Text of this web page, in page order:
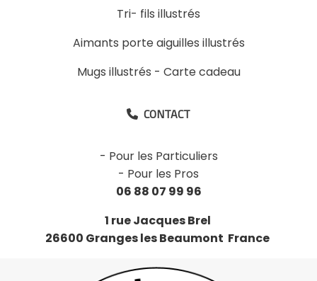
Tri- fils illustrés
Aimants porte aiguilles illustrés
Mugs illustrés - Carte cadeau
 CONTACT
- Pour les Particuliers
- Pour les Pros
06 88 07 99 96
1 rue Jacques Brel
26600 Granges les Beaumont France